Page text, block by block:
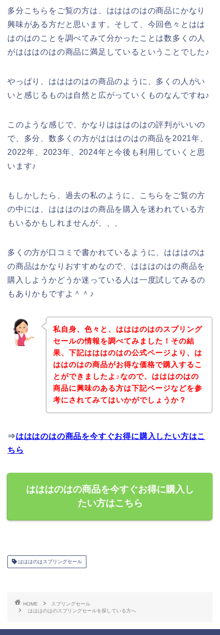
多分こちらをご覧の方は、はははのはの商品にかなり
興味がある方だと思います。そして、今回色々とはは
はのはのことを調べてみて分かったことは数多くの人
がはははのはの商品に満足しているということでした♪
やっぱり、はははのはの商品のように、多くの人がい
いと感じるものは自然と広がっていくものなんですね♪
このような感じで、かなりはははのはの評判がいいの
で、多分、数多くの方がはははのはの商品を2021年、
2022年、2023年、2024年と今後も利用していくと思
います♪
もしかしたら、過去の私のように、こちらをご覧の方
の中には、はははのはの商品を購入を迷われている方
もいるかもしれませんが、、、
多くの方が口コミで書かれているように、はははのは
の商品はかなりおすすめなので、はははのはの商品を
購入しようかどうか迷っている人は一度試してみるの
もありかもですよ＾＾♪
私自身、色々と、はははのはのスプリング
セールの情報を調べてみました！その結
果、下記はははのはの公式ページより、は
ははのはの商品がお得な価格で購入するこ
とができましたよ♪なので、はははのはの
商品に興味のある方は下記ページなどを参
考にされてみてはいかがでしょうか？
⇒はははのはの商品を今すぐお得に購入したい方はこ
ちら
はははのはの商品を今すぐお得に購入し
たい方はこちら
はははのはスプリングセール
HOME
スプリングセール
はははのはのスプリングセールを探している方へ